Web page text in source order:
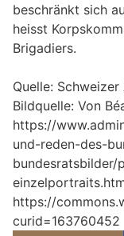
beschränkt sich
heisst
Brigadiers.
Quelle: Schweizer
Bildquelle: Von
https://
und-reden-des-
bundesratsbilder/
https://
curid=163760452